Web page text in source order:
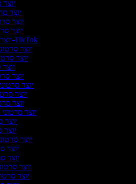
יוצר
יוצר
יוצר
יוצר
יוצר סרטונים ל-TikTok
יוצר
יוצר
יוצר
יוצר
יוצר
יוצר
יוצר
יוצר
יוצר
יוצר
יוצר
יוצר
יוצר
יוצר